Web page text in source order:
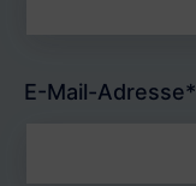
E-Mail-Adresse*